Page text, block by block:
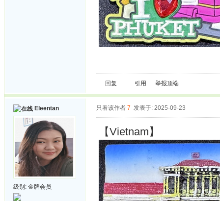
回复 引用 举报顶端
Eleentan
级别: 金牌会员
只看该作者 7 发表于: 2025-09-23
【Vietnam】